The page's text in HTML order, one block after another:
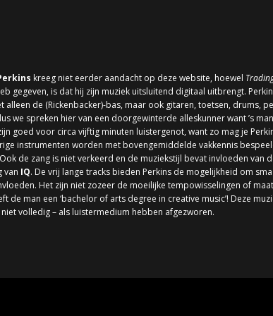
kreeg niet eerder aandacht op deze website, hoewel
gegeven, is dat hij zijn muziek uitsluitend digitaal uitbrengt.
alleen de (Rickenbacker)-bas, maar ook gitaren, toetsen, drums,
we spreken hier van een doorgewinterde alleskunner want ’s
goed voor circa vijftig minuten luistergenot, want zo mag je
instrumenten worden met bovengemiddelde vakkennis
de zang is niet verkeerd en de muziekstijl bevat invloeden van
van IQ. De vrij lange tracks bieden Perkins de mogelijkheid om
Het zijn niet zozeer de moeilijke tempowisselingen of
de man een ‘bachelor of arts degree in creative music’! Deze
volledig – als luistermedium hebben afgezworen.